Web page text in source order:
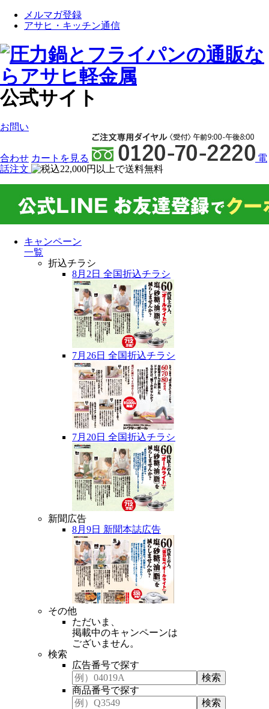
メルマガ登録
アサヒ・キッチン通信
公式サイト
お問い
合わせ カート を見る
電
話注文
キャンペーン
一覧
折込チラシ
8月2日 全国折込チラシ
7月26日 全国折込チラシ
7月20日 全国折込チラシ
新聞広告
8月9日 新聞本誌広告
その他
ただいま、
掲載中のキャンペーンは
ございません。
検索
広告番号で探す
商品番号で探す